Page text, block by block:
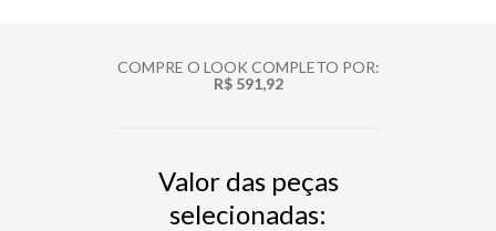
COMPRE O LOOK COMPLETO POR:
R$ 591,92
Valor das peças
selecionadas: